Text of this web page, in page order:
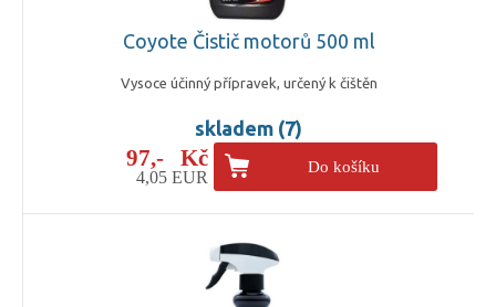
Coyote Čistič motorů 500 ml
Vysoce účinný přípravek, určený k čištěn
skladem (7)
97,- Kč
4,05 EUR
Do košíku